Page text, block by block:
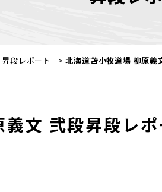
昇段レポート >北海道苫小牧道場 柳原
義文 弐段昇段レ